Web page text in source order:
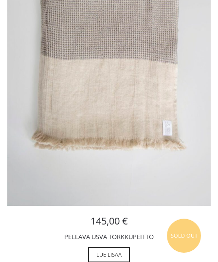
SOLD OUT
145,00€
PELLAVA USVA TORKKUPEITTO
LUE LISÄÄ